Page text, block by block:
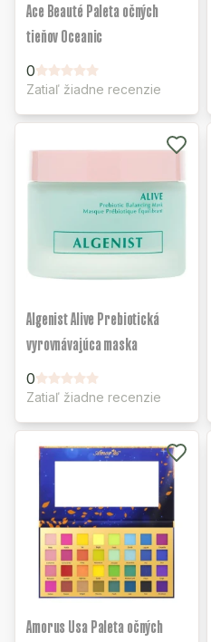
Ace Beauté Paleta očných
tieňov Oceanic
0
Zatiaľ žiadne recenzie
Algenist Alive Prebiotická
vyrovnávajúca maska
0
Zatiaľ žiadne recenzie
Amorus Usa Paleta očných